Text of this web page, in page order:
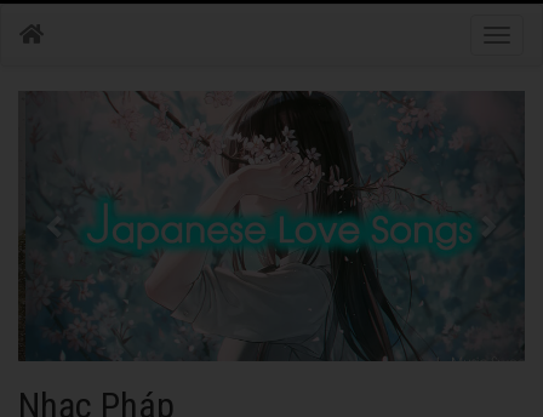
Nhạc Nhật Bản